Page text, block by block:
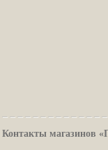
Контакты магазинов